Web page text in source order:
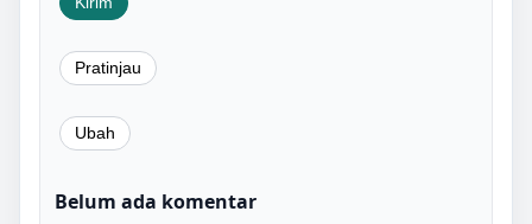
Belum ada komentar